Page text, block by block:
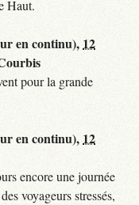
Haut.
en continu), 12
pour la grande
en continu), 12
encore une journée
voyageurs stressés,